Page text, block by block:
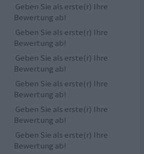
Geben Sie als erste(r) Ihre
Bewertung ab!
Geben Sie als erste(r) Ihre
Bewertung ab!
Geben Sie als erste(r) Ihre
Bewertung ab!
Geben Sie als erste(r) Ihre
Bewertung ab!
Geben Sie als erste(r) Ihre
Bewertung ab!
Geben Sie als erste(r) Ihre
Bewertung ab!